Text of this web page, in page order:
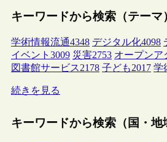
キーワードから検索（テーマ
学術情報流通4348 デジタル化4098
イベント 3009 災害2753 オープンア
図書館サービス2178 子ども2017 学
続きを見る
キーワードから検索（国・地